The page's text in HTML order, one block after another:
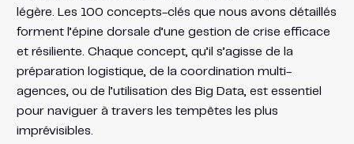
légère. Les 100 concepts-clés que nous avons détaillés
forment l’épine dorsale d’une gestion de crise efficace
et résiliente. Chaque concept, qu’il s’agisse de la
préparation logistique, de la coordination multi-
agences, ou de l’utilisation des Big Data, est essentiel
pour naviguer à travers les tempêtes les plus
imprévisibles.